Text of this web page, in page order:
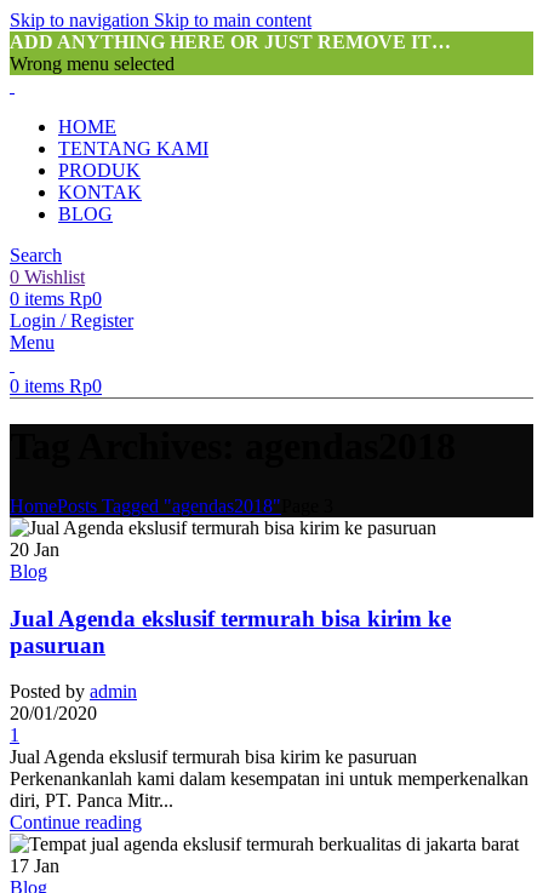
Skip to navigation Skip to main content
ADD ANYTHING HERE OR JUST REMOVE IT…
Wrong menu selected
HOME
TENTANG KAMI
PRODUK
KONTAK
BLOG
Search
0 Wishlist
0 items Rp0
Login / Register
Menu
0 items Rp0
HomePosts Tagged "agendas2018"
20 Jan
Blog
Jual Agenda ekslusif termurah bisa kirim ke
pasuruan
Posted by admin
20/01/2020
1
Jual Agenda ekslusif termurah bisa kirim ke pasuruan
Perkenankanlah kami dalam kesempatan ini untuk memperkenalkan
diri, PT. Panca Mitr...
Continue reading
17 Jan
Blog